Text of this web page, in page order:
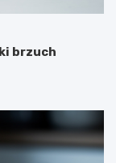
brzuch